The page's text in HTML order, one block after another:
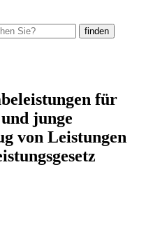
finden
für
junge
von Leistungen